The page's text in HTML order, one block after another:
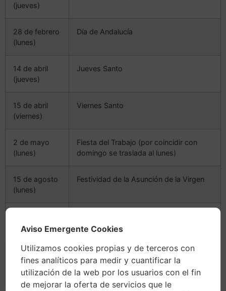
(jueves)
28 de febrero
(lunes)
Día de Andalucía
14 de abril
(jueves)
Jueves Santo
15 de abril
(viernes)
Viernes Santo
2 de mayo
(lunes)
Fiesta del Trabajo (por coincidir con
domingo se traslada al lunes)
15 de agosto
(lunes)
Festividad de la Asunción de la Virgen
(miércoles)
1 de
noviembre
(martes)
Fiesta de Todos los Santos
Aviso Emergente Cookies
Utilizamos cookies propias y de terceros con
fines analíticos para medir y cuantificar la
utilización de la web por los usuarios con el fin
de mejorar la oferta de servicios que le